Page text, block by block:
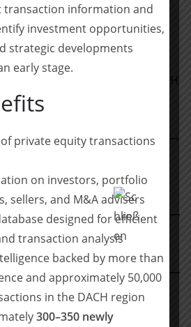
Natur GmbH
the existing syndicated loan
the ongoing energy transition
transaction information and
investment opportunities,
strategic developments
early stage.
private equity transactions
on investors, portfolio
sellers, and M&A advisers
designed for efficient
transaction analysis
backed by more than
and approximately 50,000
in the DACH region
300–350 newly